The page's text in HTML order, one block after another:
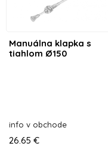
Manuálna klapka s
tiahlom Ø150
info v obchode
26.65 €